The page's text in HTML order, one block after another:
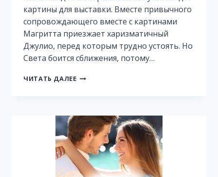
картины для выставки. Вместе привычного
сопровождающего вместе с картинами
Магритта приезжает харизматичный
Джулио, перед которым трудно устоять. Но
Света боится сближения, потому…
ЧИТАТЬ ДАЛЕЕ ВЛЮБЛЕННЫЕ